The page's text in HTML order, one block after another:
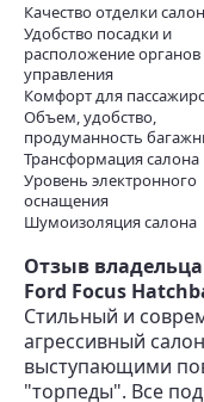
Качество отделки
Удобство посадки и
расположение органов
управления
Комфорт для
Объем, удобство,
продуманность
Трансформация салона
Уровень электронного
оснащения
Шумоизоляция салона
Отзыв
Ford Focus
Стильный и
агрессивный
выступающими
"торпеды". Все